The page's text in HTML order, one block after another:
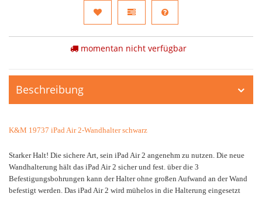
momentan nicht verfügbar
Beschreibung
K&M 19737 iPad Air 2-Wandhalter schwarz
Starker Halt! Die sichere Art, sein iPad Air 2 angenehm zu nutzen. Die neue
Wandhalterung hält das iPad Air 2 sicher und fest. über die 3
Befestigungsbohrungen kann der Halter ohne großen Aufwand an der Wand
befestigt werden. Das iPad Air 2 wird mühelos in die Halterung eingesetzt